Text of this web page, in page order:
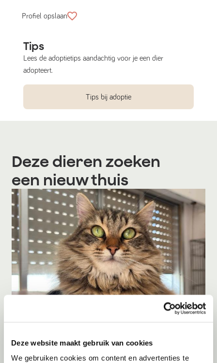
Deze website maakt gebruik van cookies
We gebruiken cookies om content en advertenties te
Profiel opslaan
Tips
Lees de adoptietips aandachtig voor je een dier
adopteert.
Tips bij adoptie
Deze dieren zoeken
een nieuw thuis
Jumby
Cyprus